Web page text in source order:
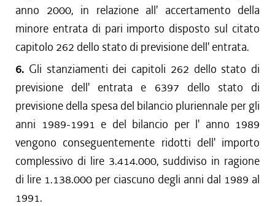
anno 2000, in relazione all' accertamento della
minore entrata di pari importo disposto sul citato
capitolo 262 dello stato di previsione dell' entrata.
6. Gli stanziamenti dei capitoli 262 dello stato di
previsione dell' entrata e 6397 dello stato di
previsione della spesa del bilancio pluriennale per gli
anni 1989-1991 e del bilancio per l' anno 1989
vengono conseguentemente ridotti dell' importo
complessivo di lire 3.414.000, suddiviso in ragione
di lire 1.138.000 per ciascuno degli anni dal 1989 al
1991.